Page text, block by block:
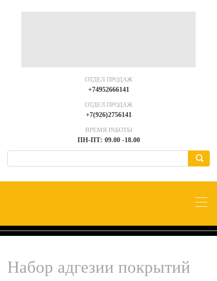
ОТДЕЛ ПРОДАЖ
+74952666141
ОТДЕЛ ПРОДАЖ
+7(926)2756141
ВРЕМЯ РАБОТЫ
ПН-ПТ: 09.00 -18.00
Набор адгезии покрытий